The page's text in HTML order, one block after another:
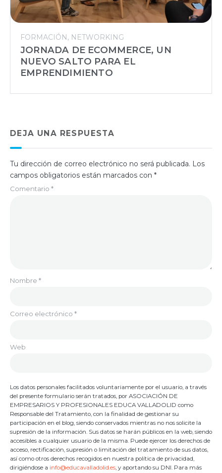
FORMACIÓN NETWORKING
JORNADA DE ECOMMERCE, UN
NUEVO SALTO PARA EL
EMPRENDIMIENTO
DEJA UNA RESPUESTA
Tu dirección de correo electrónico no será publicada. Los
campos obligatorios están marcados con *
Comentario *
Nombre *
Correo electrónico *
Web
Los datos personales facilitados voluntariamente por el usuario, a través
del presente formulario serán tratados, por ASOCIACIÓN DE
EMPRESARIOS Y PROFESIONALES EDUCA VALLADOLID como
Responsable del Tratamiento, con la finalidad de gestionar su
participación en el blog, siendo conservados mientras no nos solicite la
supresión de la información. Sus datos se harán públicos en la web, siendo
accesibles a cualquier usuario de la misma. Puede ejercer los derechos de
acceso, rectificación, supresión o limitación del tratamiento de sus datos,
así como otros derechos recogidos en nuestra política de privacidad,
dirigiéndose a info@educavalladolid.es , y aportando su DNI. Para más